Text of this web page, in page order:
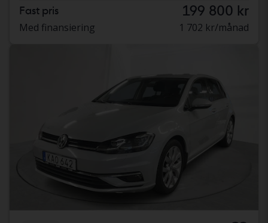
Fast pris 199 800 kr
Med finansiering 1 702 kr/månad